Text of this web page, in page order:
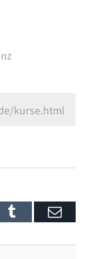
kurse.html
Tumblr